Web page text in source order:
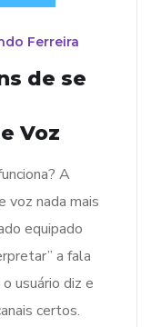
Ferreira
de se
Voz
A
voz nada mais
equipado
a fala
usuário diz e
certos.